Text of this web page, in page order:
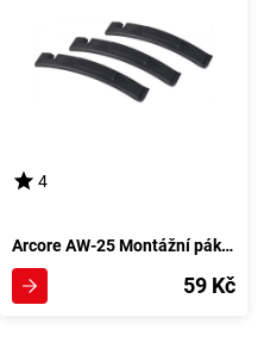
4
Arcore AW-25 Montážní páky, černá
59 Kč